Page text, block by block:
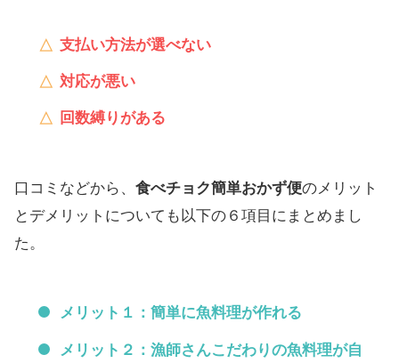
支払い方法が選べない
対応が悪い
回数縛りがある
口コミなどから、 食べチョク簡単おかず便のメリット
とデメリットについても以下の６項目にまとめまし
た。
メリット１：簡単に魚料理が作れる
メリット２：漁師さんこだわりの魚料理が自